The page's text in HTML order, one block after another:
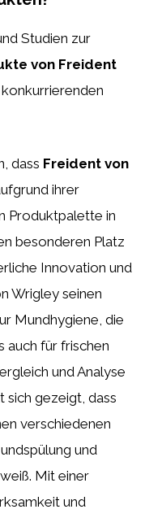
Studien zur
von Freident
dass Freident von
ihrer
Produktpalette in
besonderen Platz
Innovation und
Wrigley seinen
Mundhygiene, die
auch für frischen
und Analyse
sich gezeigt, dass
verschiedenen
und
Mit einer
und